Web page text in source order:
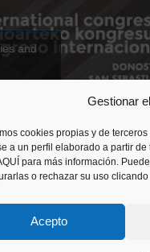
Gestionar
cookies propias y de
a un perfil elaborado a partir
para más información.
o rechazar su uso clicando
Acepto
and